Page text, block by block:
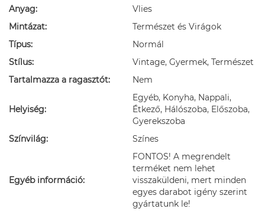
Anyag:
Vlies
Mintázat:
Természet és Virágok
Típus:
Normál
Stílus:
Vintage, Gyermek, Természet
Tartalmazza a ragasztót:
Nem
Helyiség:
Egyéb, Konyha, Nappali,
Étkező, Hálószoba, Előszoba,
Gyerekszoba
Színvilág:
Színes
Egyéb információ:
FONTOS! A megrendelt
terméket nem lehet
visszaküldeni, mert minden
egyes darabot igény szerint
gyártatunk le!